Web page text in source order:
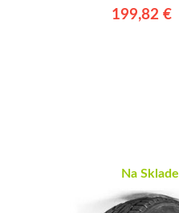
199,82 €
Na Sklade